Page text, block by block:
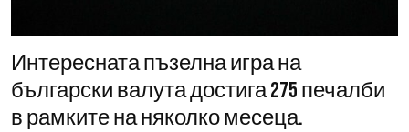
Интересната пъзелна игра на
български валута достига 275 печалби
в рамките на няколко месеца.